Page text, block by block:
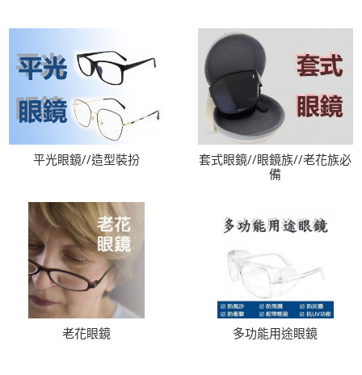
平光眼鏡//造型裝扮
套式眼鏡//眼鏡族//老花族必
備
老花眼鏡 多功能用途眼鏡